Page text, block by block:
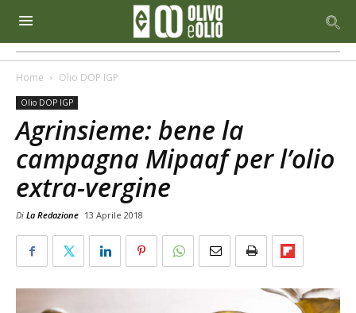
Home Olio DOP IGP
Olio DOP IGP
Agrinsieme: bene la
campagna Mipaaf per l’olio
extra-vergine
Di La Redazione 13 Aprile 2018